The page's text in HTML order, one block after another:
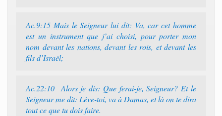
Ac.9:15 Mais le Seigneur lui dit: Va, car cet homme
est un instrument que j’ai choisi, pour porter mon
nom devant les nations, devant les rois, et devant les
fils d’Israël;
Ac.22:10 Alors je dis: Que ferai-je, Seigneur? Et le
Seigneur me dit: Lève-toi, va à Damas, et là on te dira
tout ce que tu dois faire.